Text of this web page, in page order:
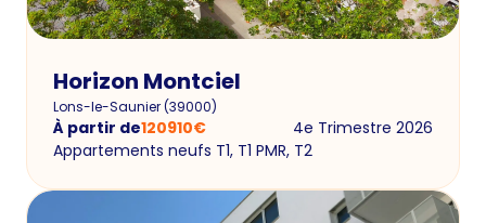
Horizon Montciel
Lons-le-Saunier(39000)
À partir de120910€
4e Trimestre 2026
Appartements neufs T1, T1 PMR, T2